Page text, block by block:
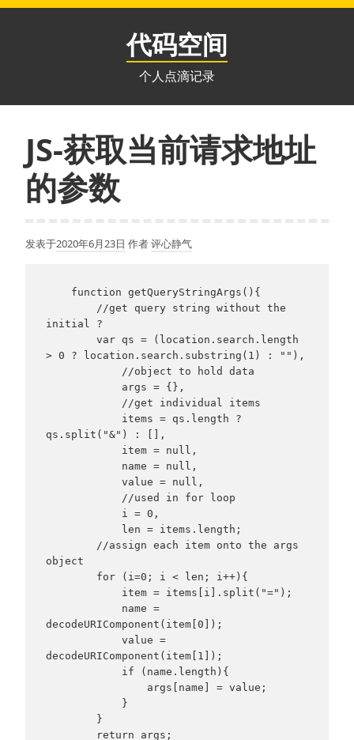
跳
代码空间
个人点滴记录
JS-获取当前请求地址
的参数
发表于2020年6月23日 作者评心静气
initial ?
> 0 ? location.search.substring(1) : ""),
qs.split("&") : [],
object
decodeURIComponent(item[0]);
decodeURIComponent(item[1]);